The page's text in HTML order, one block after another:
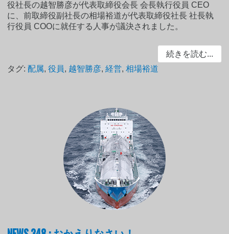
役社長の越智勝彦が代表取締役会長 会長執行役員 CEO
に、前取締役副社長の相場裕道が代表取締役社長 社長執
行役員 COOに就任する人事が議決されました。
続きを読む...
タグ: 配属,役員, 越智勝彦,経営,相場裕道